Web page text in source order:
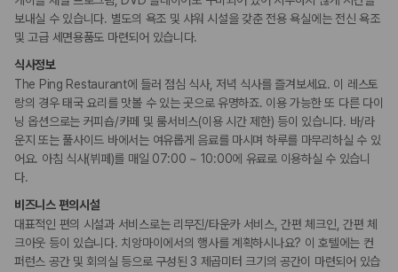
액티비티
골프시설
자전거 대여
비즈니스
회의공간
장애인 편의시설
휠체어로 이용 가능
흡연 시설
지정 흡연 구역
보내실 수 있습니다. 별도의 욕조 및 샤워 시설을 갖춘 전용 욕실에는 전신 욕조
및 고급 세면용품도 마련되어 있습니다.
식사정보
The Ping Restaurant에 들러 점심 식사, 저녁 식사를 즐겨보세요. 이 레스토
랑의 경우 태국 요리를 맛볼 수 있는 곳으로 유명하죠. 이용 가능한 또 다른 다이
닝 옵션으로는 커피숍/카페 및 룸서비스(이용 시간 제한) 등이 있습니다. 바/라
운지 또는 풀사이드 바에서는 여유롭게 음료를 마시며 하루를 마무리하실 수 있
어요. 아침 식사(뷔페)를 매일 07:00 ~ 10:00에 유료로 이용하실 수 있습니
다.
비즈니스 편의시설
대표적인 편의 시설과 서비스로는 리무진/타운카 서비스, 간편 체크인, 간편 체
크아웃 등이 있습니다. 치앙마이에서의 행사를 계획하시나요? 이 호텔에는 컨
퍼런스 공간 및 회의실 등으로 구성된 3 제곱미터 크기의 공간이 마련되어 있습